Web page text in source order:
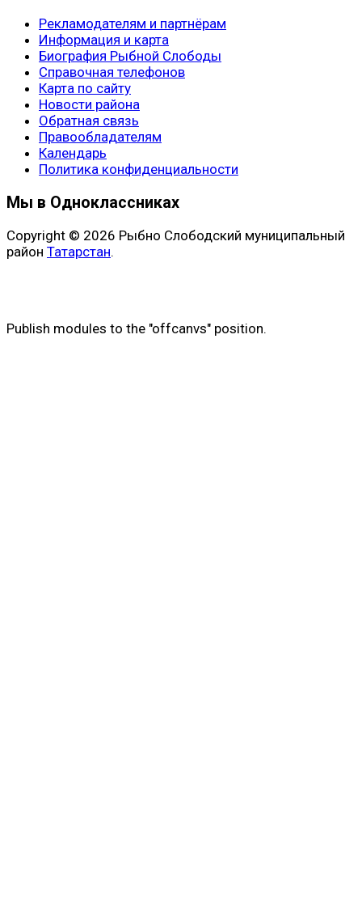
Рекламодателям и партнёрам
Информация и карта
Биография Рыбной Слободы
Справочная телефонов
Карта по сайту
Новости района
Обратная связь
Правообладателям
Календарь
Политика конфиденциальности
Мы в Одноклассниках
Copyright © 2026 Рыбно Слободский муниципальный
район Татарстан.
Publish modules to the "offcanvs" position.